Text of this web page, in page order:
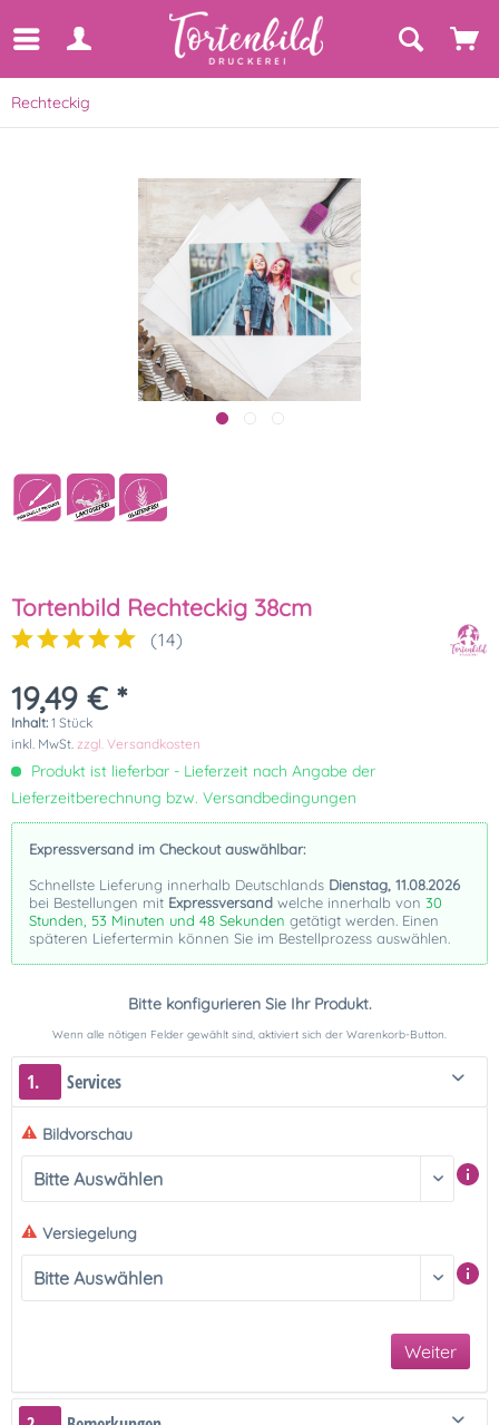
Rechteckig
Tortenbild Rechteckig 38cm
(14)
19,49 € *
Inhalt: 1 Stück
inkl. MwSt. zzgl. Versandkosten
Produkt ist lieferbar - Lieferzeit nach Angabe der
Lieferzeitberechnung bzw. Versandbedingungen
Expressversand im Checkout auswählbar:
Schnellste Lieferung innerhalb Deutschlands Dienstag, 11.08.2026
bei Bestellungen mit Expressversand welche innerhalb von 30
Stunden, 53 Minuten und 48 Sekunden getätigt werden. Einen
späteren Liefertermin können Sie im Bestellprozess auswählen.
Bitte konfigurieren Sie Ihr Produkt.
Wenn alle nötigen Felder gewählt sind, aktiviert sich der Warenkorb-Button.
1. Services
Bildvorschau
Versiegelung
Weiter